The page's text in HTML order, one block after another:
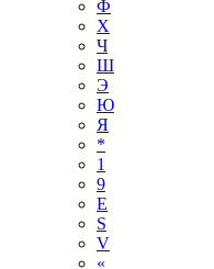
Ф
Х
Ч
Ш
Э
Ю
Я
*
1
9
E
S
V
«